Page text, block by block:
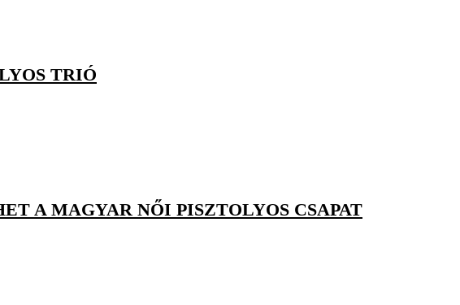
TRIÓ
A MAGYAR NŐI PISZTOLYOS CSAPAT